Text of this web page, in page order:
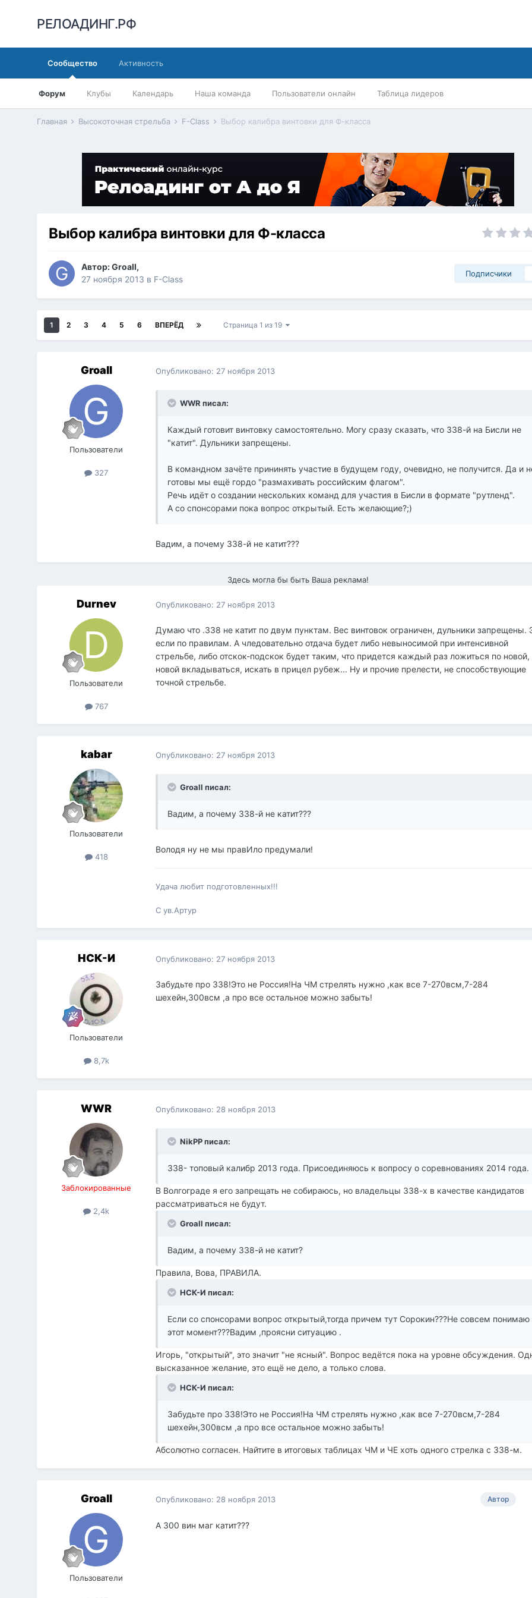
РЕЛОАДИНГ.РФ
Сообщество
Форум Клубы Календарь Наша команда Пользователи онлайн Таблица лидеров
Активность
Главная Высокоточная стрельба F-Class Выбор калибра винтовки для Ф-класса
Выбор калибра винтовки для Ф-класса
Автор:Groall,
27 ноября 2013 в F-Class
Подписчики
1 2 3 4 5 6 ВПЕРЁД Страница 1 из 19
Groall
Пользователи
327
Опубликовано: 27 ноября 2013
WWR писал:
Каждый готовит винтовку самостоятельно. Могу сразу сказать, что 338-й на Бисли не
"катит". Дульники запрещены.
В командном зачёте прининять участие в будущем году, очевидно, не получится. Да и
готовы мы ещё гордо "размахивать российским флагом".
Речь идёт о создании нескольких команд для участия в Бисли в формате "рутленд".
А со спонсорами пока вопрос открытый. Есть желающие?;)
Вадим, а почему 338-й не катит???
Здесь могла бы быть Ваша реклама!
Durnev
Пользователи
767
Опубликовано: 27 ноября 2013
Думаю что .338 не катит по двум пунктам. Вес винтовок ограничен, дульники запрещены.
если по правилам. А чледовательно отдача будет либо невыносимой при интенсивной
стрельбе, либо отскок-подскок будет таким, что придется каждый раз ложиться по новой,
новой вкладываться, искать в прицел рубеж... Ну и прочие прелести, не способствующие
точной стрельбе.
kabar
Пользователи
418
Опубликовано: 27 ноября 2013
Groall писал:
Вадим, а почему 338-й не катит???
Володя ну не мы правИло предумали!
Удача любит подготовленных!!!
С ув.Артур
НСК-И
Пользователи
8,7k
Опубликовано: 27 ноября 2013
Забудьте про 338!Это не Россия!На ЧМ стрелять нужно ,как все 7-270всм,7-284
шехейн,300всм ,а про все остальное можно забыть!
WWR
Заблокированные
2,4k
Опубликовано: 28 ноября 2013
NikPP писал:
338- топовый калибр 2013 года. Присоединяюсь к вопросу о соревнованиях 2014 года.
В Волгограде я его запрещать не собираюсь, но владельцы 338-х в качестве кандидатов
рассматриваться не будут.
Groall писал:
Вадим, а почему 338-й не катит?
Правила, Вова, ПРАВИЛА.
НСК-И писал:
Если со спонсорами вопрос открытый,тогда причем тут Сорокин???Не совсем понимаю
этот момент???Вадим ,проясни ситуацию .
Игорь, "открытый", это значит "не ясный". Вопрос ведётся пока на уровне обсуждения.
высказанное желание, это ещё не дело, а только слова.
НСК-И писал:
Забудьте про 338!Это не Россия!На ЧМ стрелять нужно ,как все 7-270всм,7-284
шехейн,300всм ,а про все остальное можно забыть!
Абсолютно согласен. Найтите в итоговых таблицах ЧМ и ЧЕ хоть одного стрелка с 338-м.
Groall
Пользователи
Автор
Опубликовано: 28 ноября 2013
А 300 вин маг катит???